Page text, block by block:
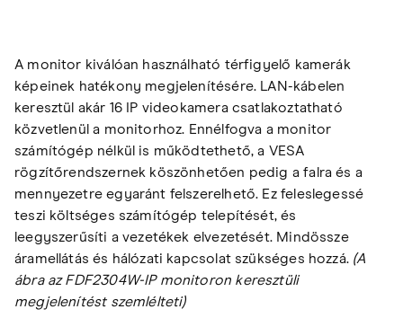
A monitor kiválóan használható térfigyelő kamerák
képeinek hatékony megjelenítésére. LAN-kábelen
keresztül akár 16 IP videokamera csatlakoztatható
közvetlenül a monitorhoz. Ennélfogva a monitor
számítógép nélkül is működtethető, a VESA
rögzítőrendszernek köszönhetően pedig a falra és a
mennyezetre egyaránt felszerelhető. Ez feleslegessé
teszi költséges számítógép telepítését, és
leegyszerűsíti a vezetékek elvezetését. Mindössze
áramellátás és hálózati kapcsolat szükséges hozzá. (A
ábra az FDF2304W-IP monitoron keresztüli
megjelenítést szemlélteti)